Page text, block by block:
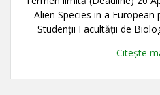
Alien Species in a
Studenții Facultății de
Citește